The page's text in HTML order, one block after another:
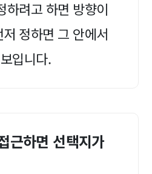
하려고 하면 방향이
정하면 그 안에서
입니다.
근하면 선택지가